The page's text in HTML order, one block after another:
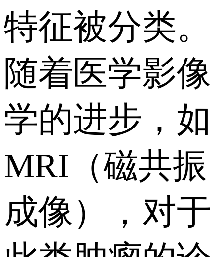
特征被分类。
随着医学影像
学的进步，如
MRI（磁共振
成像），对于